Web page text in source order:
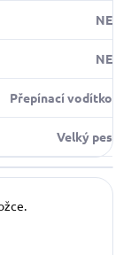
NE
NE
Přepínací vodítko
Velký pes